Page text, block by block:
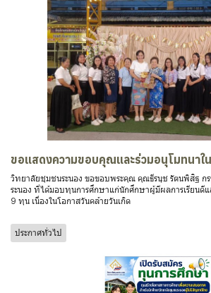
ขอแสดงความขอบคุณและร่วมอนุโมทนาใ
วิทยาลัยชุมชนระนอง ขอขอบพระคุณ คุณธีรนุช รัตนพิสิฐ ก
ระนอง ที่ได้มอบทุนการศึกษาแก่นักศึกษาผู้มีผลการเรียนดี
9 ทุน เนื่องในโอกาสวันคล้ายวันเกิด
ประกาศทั่วไป